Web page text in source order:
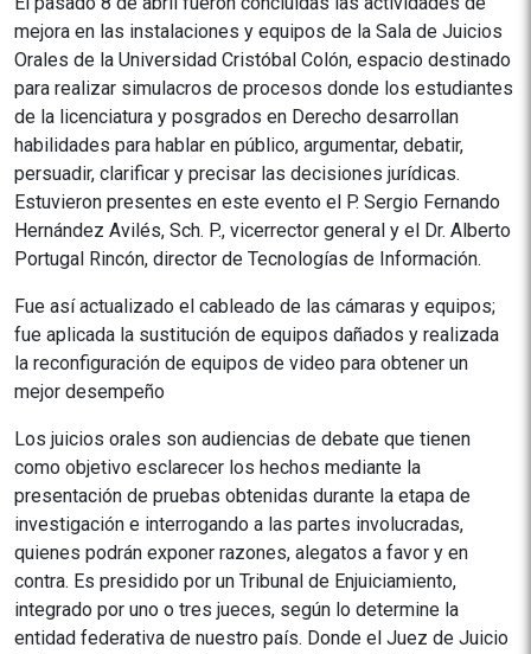
mejora en las instalaciones y equipos de la Sala de Juicios
Orales de la Universidad Cristóbal Colón, espacio destinado
para realizar simulacros de procesos donde los estudiantes
de la licenciatura y posgrados en Derecho desarrollan
habilidades para hablar en público, argumentar, debatir,
persuadir, clarificar y precisar las decisiones jurídicas.
Estuvieron presentes en este evento el P. Sergio Fernando
Hernández Avilés, Sch. P., vicerrector general y el Dr. Alberto
Portugal Rincón, director de Tecnologías de Información.
Fue así actualizado el cableado de las cámaras y equipos;
fue aplicada la sustitución de equipos dañados y realizada
la reconfiguración de equipos de video para obtener un
mejor desempeño
Los juicios orales son audiencias de debate que tienen
como objetivo esclarecer los hechos mediante la
presentación de pruebas obtenidas durante la etapa de
investigación e interrogando a las partes involucradas,
quienes podrán exponer razones, alegatos a favor y en
contra. Es presidido por un Tribunal de Enjuiciamiento,
integrado por uno o tres jueces, según lo determine la
entidad federativa de nuestro país. Donde el Juez de Juicio